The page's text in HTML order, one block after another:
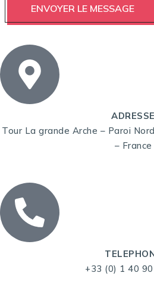
ADRESSE
Tour La grande Arche – Paroi
– France
+33 (0) 1 40